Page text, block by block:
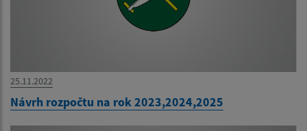
25.11.2022
Návrh rozpočtu na rok 2023,2024,2025